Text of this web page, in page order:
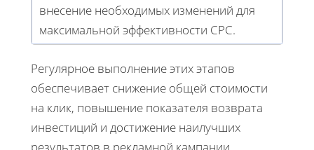
внесение необходимых изменений для
максимальной эффективности CPC.
Регулярное выполнение этих этапов
обеспечивает снижение общей стоимости
на клик, повышение показателя возврата
инвестиций и достижение наилучших